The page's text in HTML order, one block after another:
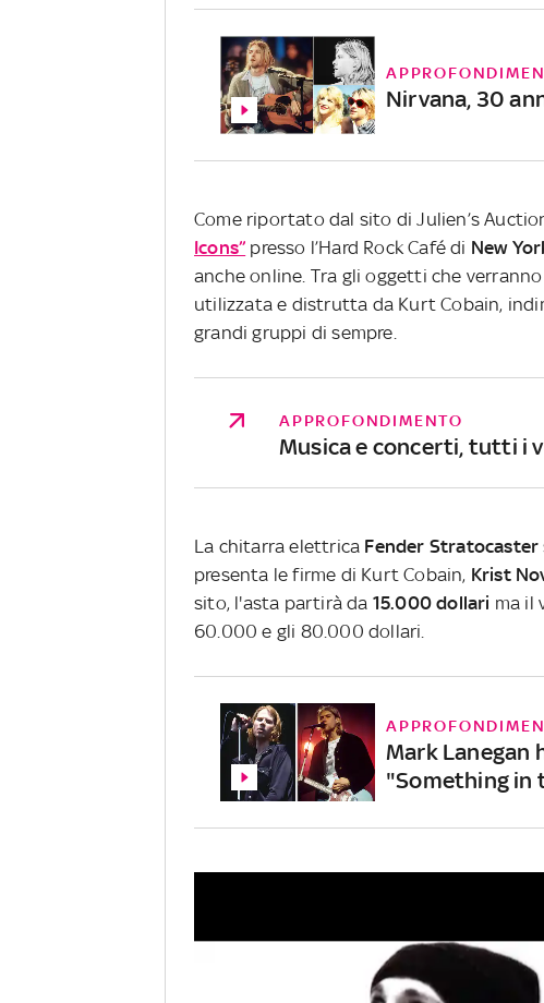
Nirvana, 30
Come riportato dal sito di Julien’s
Icons” presso l’Hard Rock Café di New
anche online. Tra gli oggetti che
utilizzata e distrutta da Kurt Cobain,
grandi gruppi di sempre.
APPROFONDIMENTO
Musica e concerti, tutti i
La chitarra elettrica Fender Stratocaster
presenta le firme di Kurt Cobain, Krist
sito, l'asta partirà da 15.000 dollari ma il
60.000 e gli 80.000 dollari.
Mark Lanegan
"Something in